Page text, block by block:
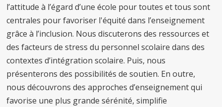
l’attitude à l’égard d’une école pour toutes et tous sont
centrales pour favoriser l'équité dans l’enseignement
grâce à l’inclusion. Nous discuterons des ressources et
des facteurs de stress du personnel scolaire dans des
contextes d’intégration scolaire. Puis, nous
présenterons des possibilités de soutien. En outre,
nous découvrons des approches d’enseignement qui
favorise une plus grande sérénité, simplifie